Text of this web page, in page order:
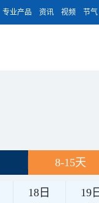
专业产品 资讯 视频 节气
8-15天
18日 19